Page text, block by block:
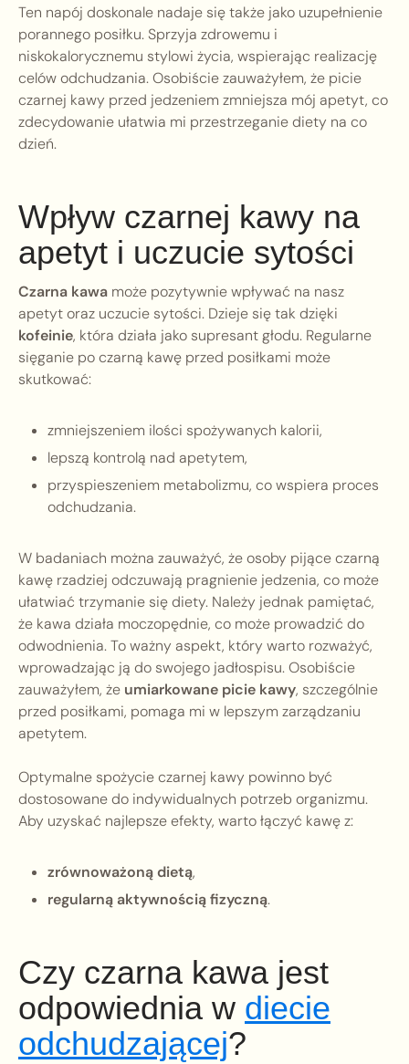
Ten napój doskonale nadaje się także jako uzupełnienie
porannego posiłku. Sprzyja zdrowemu i
niskokalorycznemu stylowi życia, wspierając realizację
celów odchudzania. Osobiście zauważyłem, że picie
czarnej kawy przed jedzeniem zmniejsza mój apetyt, co
zdecydowanie ułatwia mi przestrzeganie diety na co
dzień.
Wpływ czarnej kawy na
apetyt i uczucie sytości
Czarna kawa może pozytywnie wpływać na nasz
apetyt oraz uczucie sytości. Dzieje się tak dzięki
kofeinie, która działa jako supresant głodu. Regularne
sięganie po czarną kawę przed posiłkami może
skutkować:
zmniejszeniem ilości spożywanych kalorii,
lepszą kontrolą nad apetytem,
przyspieszeniem metabolizmu, co wspiera proces
odchudzania.
W badaniach można zauważyć, że osoby pijące czarną
kawę rzadziej odczuwają pragnienie jedzenia, co może
ułatwiać trzymanie się diety. Należy jednak pamiętać,
że kawa działa moczopędnie, co może prowadzić do
odwodnienia. To ważny aspekt, który warto rozważyć,
wprowadzając ją do swojego jadłospisu. Osobiście
zauważyłem, że umiarkowane picie kawy, szczególnie
przed posiłkami, pomaga mi w lepszym zarządzaniu
apetytem.
Optymalne spożycie czarnej kawy powinno być
dostosowane do indywidualnych potrzeb organizmu.
Aby uzyskać najlepsze efekty, warto łączyć kawę z:
zrównoważoną dietą,
regularną aktywnością fizyczną.
Czy czarna kawa jest
odpowiednia w diecie
odchudzającej?